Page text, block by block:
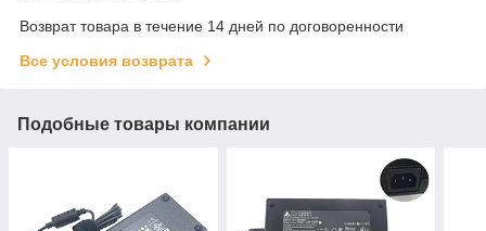
Возврат товара в течение 14 дней по договоренности
Все условия возврата
Подобные товары компании